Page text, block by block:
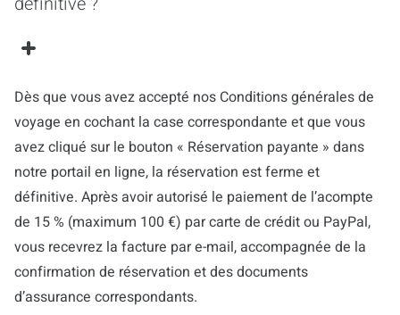
Dès que vous avez accepté nos Conditions générales de
voyage en cochant la case correspondante et que vous
avez cliqué sur le bouton « Réservation payante » dans
notre portail en ligne, la réservation est ferme et
définitive. Après avoir autorisé le paiement de l’acompte
de 15 % (maximum 100 €) par carte de crédit ou PayPal,
vous recevrez la facture par e-mail, accompagnée de la
confirmation de réservation et des documents
d’assurance correspondants.